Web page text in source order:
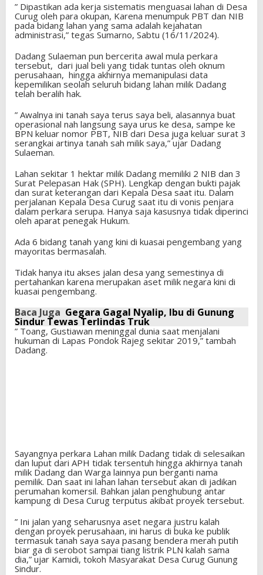
” Dipastikan ada kerja sistematis menguasai lahan di Desa
Curug oleh para okupan, Karena menumpuk PBT dan NIB
pada bidang lahan yang sama adalah kejahatan
administrasi,” tegas Sumarno, Sabtu (16/11/2024).
Dadang Sulaeman pun bercerita awal mula perkara
tersebut, dari jual beli yang tidak tuntas oleh oknum
perusahaan, hingga akhirnya memanipulasi data
kepemilikan seolah seluruh bidang lahan milik Dadang
telah beralih hak.
” Awalnya ini tanah saya terus saya beli, alasannya buat
operasional nah langsung saya urus ke desa, sampe ke
BPN keluar nomor PBT, NIB dari Desa juga keluar surat 3
serangkai artinya tanah sah milik saya,” ujar Dadang
Sulaeman.
Lahan sekitar 1 hektar milik Dadang memiliki 2 NIB dan 3
Surat Pelepasan Hak (SPH). Lengkap dengan bukti pajak
dan surat keterangan dari Kepala Desa saat itu. Dalam
perjalanan Kepala Desa Curug saat itu di vonis penjara
dalam perkara serupa. Hanya saja kasusnya tidak diperinci
oleh aparat penegak Hukum.
Ada 6 bidang tanah yang kini di kuasai pengembang yang
mayoritas bermasalah.
Tidak hanya itu akses jalan desa yang semestinya di
pertahankan karena merupakan aset milik negara kini di
kuasai pengembang.
Baca Juga Gegara Gagal Nyalip, Ibu di Gunung
Sindur Tewas Terlindas Truk
” Toang, Gustiawan meninggal dunia saat menjalani
hukuman di Lapas Pondok Rajeg sekitar 2019,” tambah
Dadang.
Sayangnya perkara Lahan milik Dadang tidak di selesaikan
dan luput dari APH tidak tersentuh hingga akhirnya tanah
milik Dadang dan Warga lainnya pun berganti nama
pemilik. Dan saat ini lahan lahan tersebut akan di jadikan
perumahan komersil. Bahkan jalan penghubung antar
kampung di Desa Curug terputus akibat proyek tersebut.
” Ini jalan yang seharusnya aset negara justru kalah
dengan proyek perusahaan, ini harus di buka ke publik
termasuk tanah saya saya pasang bendera merah putih
biar ga di serobot sampai tiang listrik PLN kalah sama
dia,” ujar Kamidi, tokoh Masyarakat Desa Curug Gunung
Sindur.